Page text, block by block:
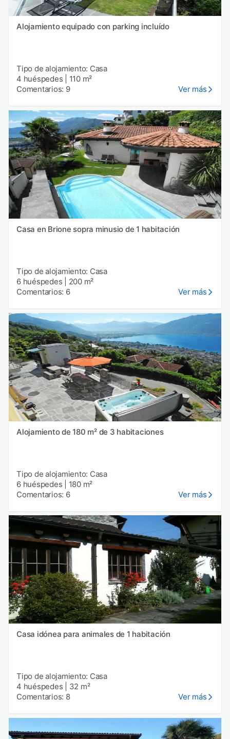
Alojamiento equipado con parking incluído
Tipo de alojamiento: Casa
4 huéspedes
110 m²
Comentarios: 9
Ver más
Casa en Brione sopra minusio de 1 habitación
Tipo de alojamiento: Casa
6 huéspedes
200 m²
Comentarios: 6
Ver más
Alojamiento de 180 m² de 3 habitaciones
Tipo de alojamiento: Casa
6 huéspedes
180 m²
Comentarios: 6
Ver más
Casa idónea para animales de 1 habitación
Tipo de alojamiento: Casa
4 huéspedes
32 m²
Comentarios: 8
Ver más